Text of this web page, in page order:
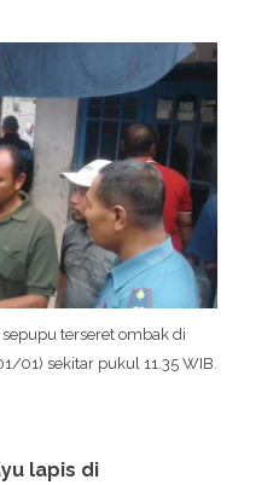
terseret ombak di
01) sekitar pukul 11.35 WIB.
lapis di